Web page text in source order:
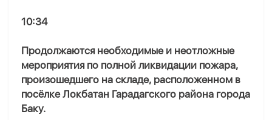
10:34
Продолжаются необходимые и неотложные
мероприятия по полной ликвидации пожара,
произошедшего на складе, расположенном в
посёлке Локбатан Гарадагского района города
Баку.